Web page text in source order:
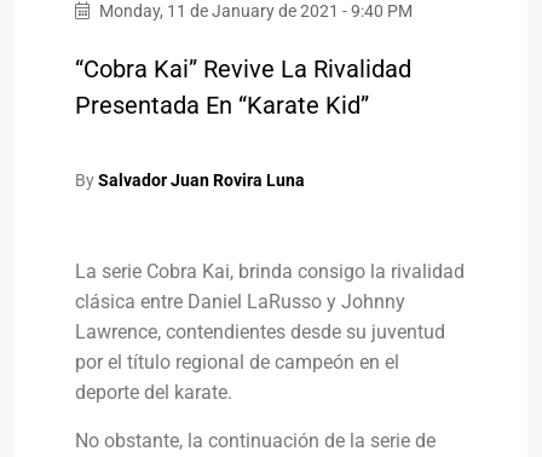
Monday, 11 de January de 2021 - 9:40 PM
“Cobra Kai” Revive La Rivalidad
Presentada En “Karate Kid”
BySalvador Juan Rovira Luna
La serie Cobra Kai, brinda consigo la rivalidad
clásica entre Daniel LaRusso y Johnny
Lawrence, contendientes desde su juventud
por el título regional de campeón en el
deporte del karate.
No obstante, la continuación de la serie de